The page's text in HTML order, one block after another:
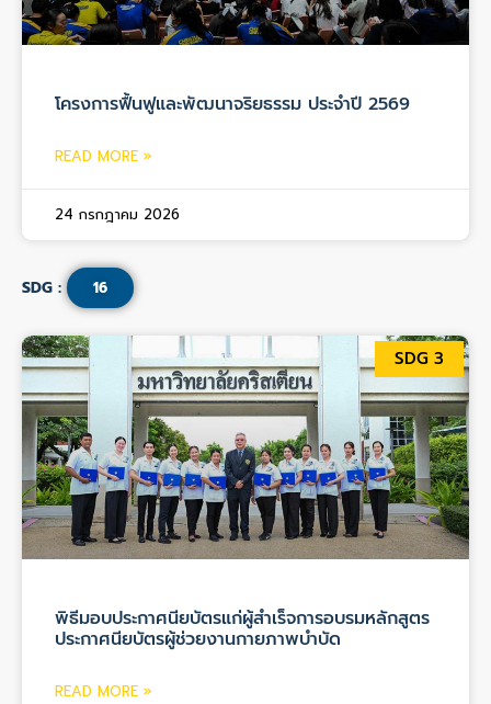
โครงการฟื้นฟูและพัฒนาจริยธรรม ประจำปี 2569
READ MORE »
24 กรกฎาคม 2026
SDG : 16
SDG 3
พิธีมอบประกาศนียบัตรแก่ผู้สำเร็จการอบรมหลักสูตร
ประกาศนียบัตรผู้ช่วยงานกายภาพบำบัด
READ MORE »